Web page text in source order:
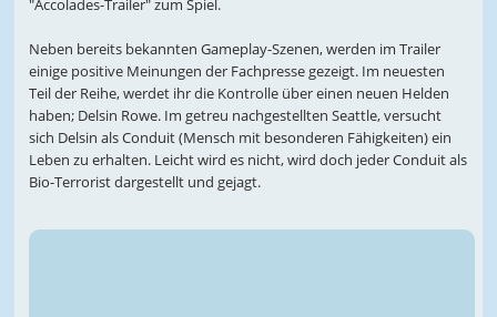
"Accolades-Trailer" zum Spiel.
Neben bereits bekannten Gameplay-Szenen, werden im Trailer
einige positive Meinungen der Fachpresse gezeigt. Im neuesten
Teil der Reihe, werdet ihr die Kontrolle über einen neuen Helden
haben; Delsin Rowe. Im getreu nachgestellten Seattle, versucht
sich Delsin als Conduit (Mensch mit besonderen Fähigkeiten) ein
Leben zu erhalten. Leicht wird es nicht, wird doch jeder Conduit als
Bio-Terrorist dargestellt und gejagt.